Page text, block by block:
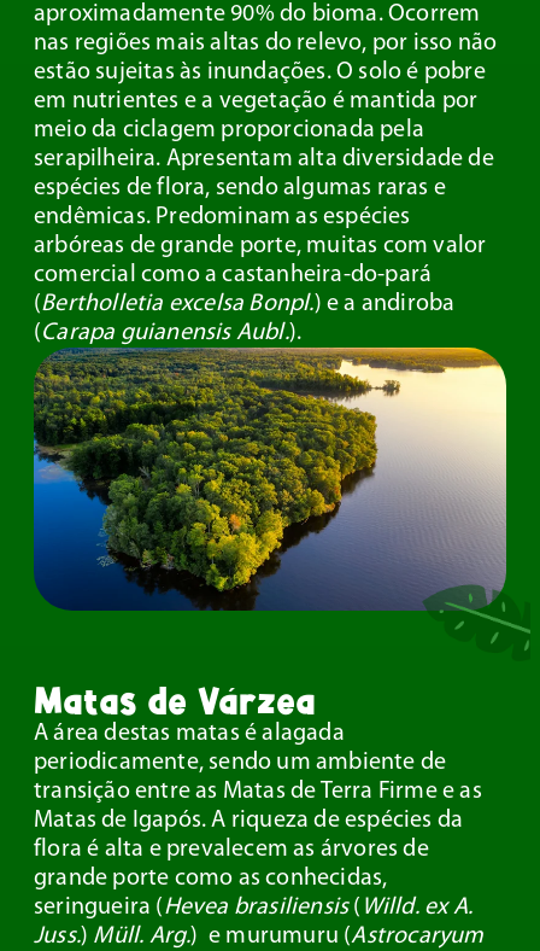
aproximadamente 90% do bioma. Ocorrem
nas regiões mais altas do relevo, por isso não
estão sujeitas às inundações. O solo é pobre
em nutrientes e a vegetação é mantida por
meio da ciclagem proporcionada pela
serapilheira. Apresentam alta diversidade de
espécies de flora, sendo algumas raras e
endêmicas. Predominam as espécies
arbóreas de grande porte, muitas com valor
comercial como a castanheira-do-pará
(Bertholletia excelsa Bonpl.) e a andiroba
(Carapa guianensis Aubl.).
Matas de Várzea
A área destas matas é alagada
periodicamente, sendo um ambiente de
transição entre as Matas de Terra Firme e as
Matas de Igapós. A riqueza de espécies da
flora é alta e prevalecem as árvores de
grande porte como as conhecidas,
seringueira (Hevea brasiliensis( Willd. ex A.
Juss.) Müll. Arg.) e murumuru (Astrocaryum